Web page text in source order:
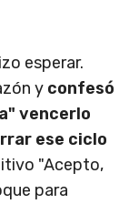
esperar.
y confesó
vencerlo
ese ciclo
"Acepto,
para